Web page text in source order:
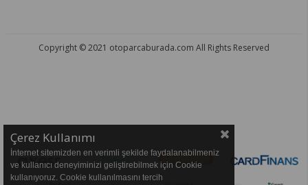
Copyright © 2021 otoparcaburada.com All Rights Reserved
Çerez Kullanımı
İnternet sitemizden en verimli şekilde faydalanabilmeniz
ve kullanıcı deneyiminizi geliştirebilmek için Cookie
kullanıyoruz. Cookie kullanılmasını tercih